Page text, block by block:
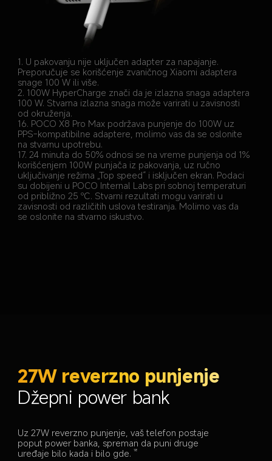
1. U pakovanju nije uključen adapter za napajanje.
Preporučuje se korišćenje zvaničnog Xiaomi adaptera
snage 100 W ili više.
2. 100W HyperCharge znači da je izlazna snaga adaptera
100 W. Stvarna izlazna snaga može varirati u zavisnosti
od okruženja.
16. POCO X8 Pro Max podržava punjenje do 100W uz
PPS-kompatibilne adaptere, molimo vas da se oslonite
na stvarnu upotrebu.
17. 24 minuta do 50% odnosi se na vreme punjenja od 1%
korišćenjem 100W punjača iz pakovanja, uz ručno
uključivanje režima „Top speed“ i isključen ekran. Podaci
su dobijeni u POCO Internal Labs pri sobnoj temperaturi
od približno 25 ℃. Stvarni rezultati mogu varirati u
zavisnosti od različitih uslova testiranja. Molimo vas da
se oslonite na stvarno iskustvo.
27W reverzno punjenje
Džepni power bank
Uz 27W reverzno punjenje, vaš telefon postaje
poput power banka, spreman da puni druge
uređaje bilo kada i bilo gde.
18